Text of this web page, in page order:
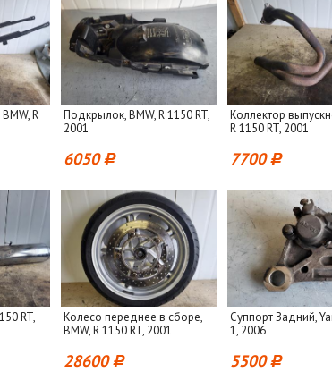
R
Подкрылок, BMW, R 1150 RT,
2001
6050
Коллектор
R 1150 RT, 2001
7700
RT,
Колесо переднее в сборе,
BMW, R 1150 RT, 2001
28600
Суппорт Задний,
1, 2006
5500